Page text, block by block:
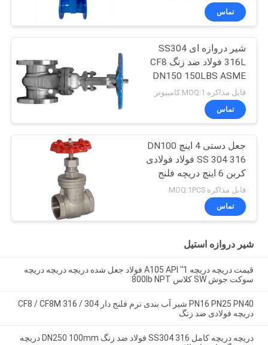
چرخشی انتهای فلنجی
تماس
شیر دروازه ای SS304
316L فولاد ضد زنگ CF8
DN150 150LBS ASME
B16.1 CL125 دریچه
دروازه ای
قابل مذاکره MOQ:1 کامپیوتر
تماس
جعل دستی 4 اینچ DN100
SS 304 316 فولاد فولادی
کربن 6 اینچ دریچه فلنج
قابل مذاکره MOQ:1PCS
تماس
شیر دروازه استیل
قیمت دریچه دریچه 1'' A105 API فولاد جعل شده دریچه دریچه دریچه
سوکت جوش SW کلاس 800lb NPT
PN16 PN25 PN40 شیر آب بندی نرم فلنج دار 304 / 316 CF8 / CF8M
دریچه فولادی ضد زنگ
دریچه دریچه کامل SS304 316 فولاد ضد زنگ DN250 100mm دریچه